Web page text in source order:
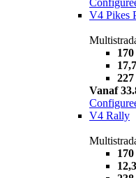
V4 Pikes
Vanaf
V4 Rally